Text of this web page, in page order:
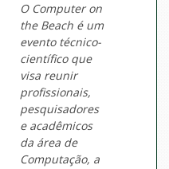
O Computer on
the Beach é um
evento técnico-
científico que
visa reunir
profissionais,
pesquisadores
e acadêmicos
da área de
Computação, a